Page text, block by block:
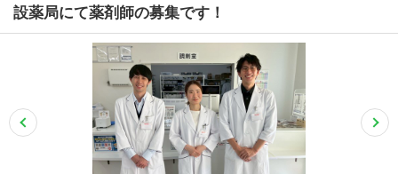
設薬局にて薬剤師の募集です！